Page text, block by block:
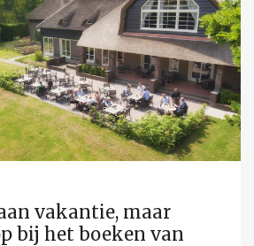
vakantie, maar
bij het boeken van